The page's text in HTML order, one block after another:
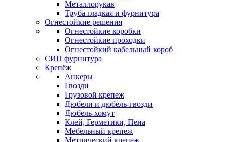
Металлорукав
Труба гладкая и фурнитура
Огнестойкие решения
Огнестойкие коробки
Огнестойкие проходки
Огнестойкий кабельный короб
СИП фурнитура
Крепёж
Анкеры
Гвозди
Грузовой крепеж
Дюбели и дюбель-гвозди
Дюбель-хомут
Клей, Герметики, Пена
Мебельный крепеж
Метрический крепеж